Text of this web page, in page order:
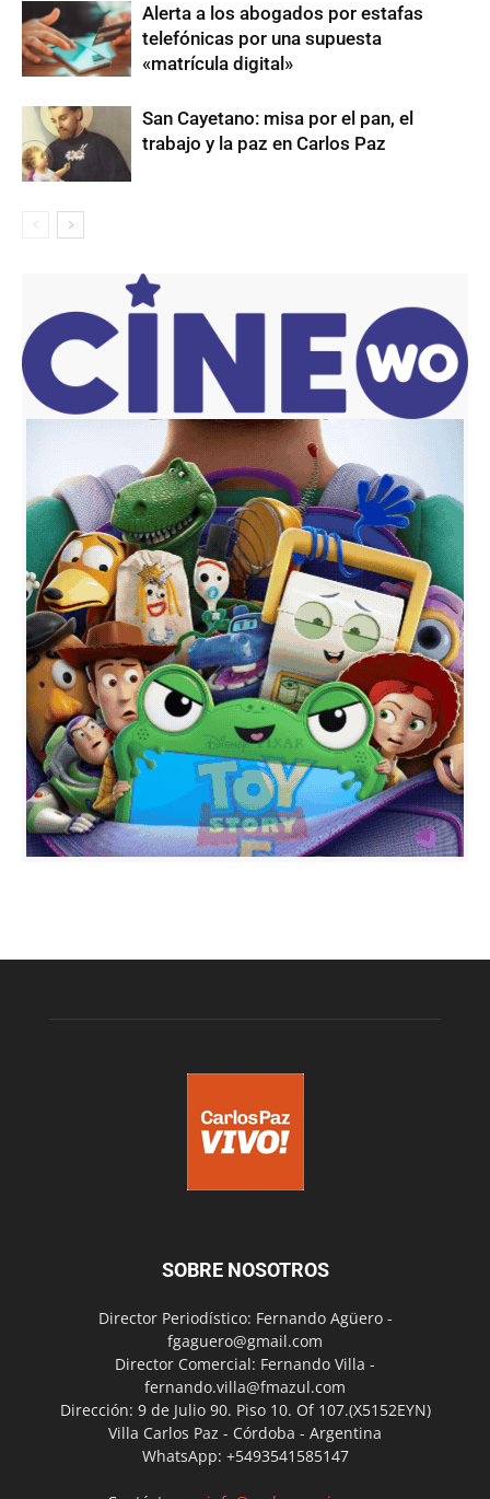
Alerta a los abogados por estafas
telefónicas por una supuesta
«matrícula digital»
San Cayetano: misa por el pan, el
trabajo y la paz en Carlos Paz
SOBRE NOSOTROS
Director Periodístico: Fernando Agüero -
fgaguero@gmail.com
Director Comercial: Fernando Villa -
fernando.villa@fmazul.com
Dirección: 9 de Julio 90. Piso 10. Of 107.(X5152EYN)
Villa Carlos Paz - Córdoba - Argentina
WhatsApp: +5493541585147